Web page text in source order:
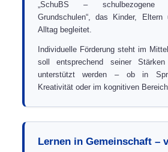
„SchuBS – schulbezogene
Grundschulen“, das Kinder, Eltern
Alltag begleitet.
Individuelle Förderung steht im
soll entsprechend seiner
unterstützt werden – ob in
Kreativität oder im kognitiven Bereich.
Lernen in Gemeinschaft –